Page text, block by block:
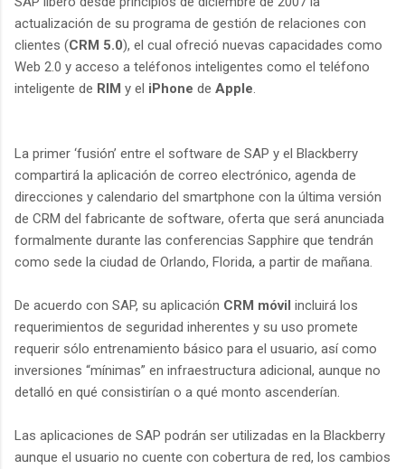
actualización de su programa de gestión de relaciones con
clientes (CRM 5.0), el cual ofreció nuevas capacidades como
Web 2.0 y acceso a teléfonos inteligentes como el teléfono
inteligente de RIM y el iPhone de Apple
La primer ‘fusión’ entre el software de SAP y el Blackberry
compartirá la aplicación de correo electrónico, agenda de
direcciones y calendario del smartphone con la última versión
de CRM del fabricante de software, oferta que será anunciada
formalmente durante las conferencias Sapphire que tendrán
como sede la ciudad de Orlando, Florida, a partir de mañana.
De acuerdo con SAP, su aplicación CRM móvil incluirá los
requerimientos de seguridad inherentes y su uso promete
requerir sólo entrenamiento básico para el usuario, así como
inversiones “mínimas” en infraestructura adicional, aunque no
detalló en qué consistirían o a qué monto ascenderían.
Las aplicaciones de SAP podrán ser utilizadas en la Blackberry
aunque el usuario no cuente con cobertura de red, los cambios